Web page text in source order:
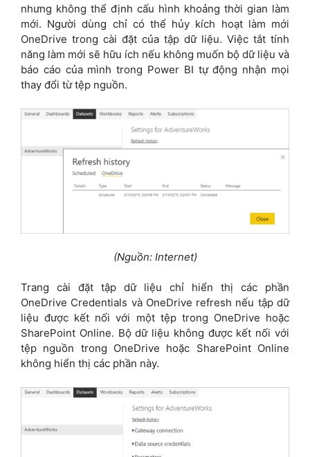
nhưng không thể định cấu hình khoảng thời gian làm
mới. Người dùng chỉ có thể hủy kích hoạt làm mới
OneDrive trong cài đặt của tập dữ liệu. Việc tắt tính
năng làm mới sẽ hữu ích nếu không muốn bộ dữ liệu và
báo cáo của mình trong Power BI tự động nhận mọi
thay đổi từ tệp nguồn.
(Nguồn: Internet)
Trang cài đặt tập dữ liệu chỉ hiển thị các phần
OneDrive Credentials và OneDrive refresh nếu tập dữ
liệu được kết nối với một tệp trong OneDrive hoặc
SharePoint Online. Bộ dữ liệu không được kết nối với
tệp nguồn trong OneDrive hoặc SharePoint Online
không hiển thị các phần này.